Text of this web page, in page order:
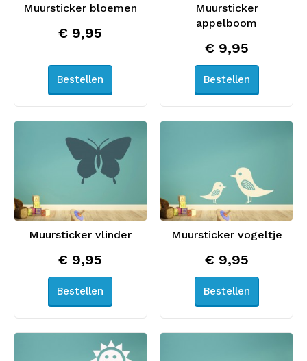
Muursticker bloemen
€ 9,95
Bestellen
Muursticker
appelboom
€ 9,95
Bestellen
Muursticker vlinder
€ 9,95
Bestellen
Muursticker vogeltje
€ 9,95
Bestellen